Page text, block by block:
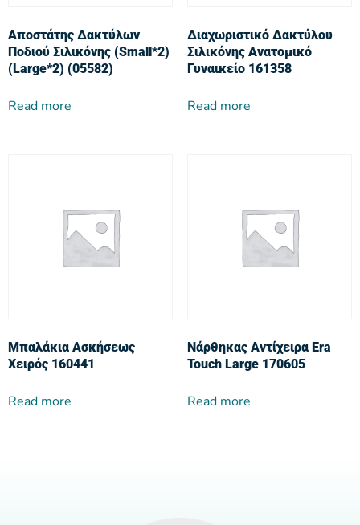
Αποστάτης Δακτύλων
Ποδιού Σιλικόνης (Small*2)
(Large*2) (05582)
Read more
Διαχωριστικό Δακτύλου
Σιλικόνης Ανατομικό
Γυναικείο 161358
Read more
Μπαλάκια Ασκήσεως
Χειρός 160441
Read more
Νάρθηκας Αντίχειρα Era
Touch Large 170605
Read more